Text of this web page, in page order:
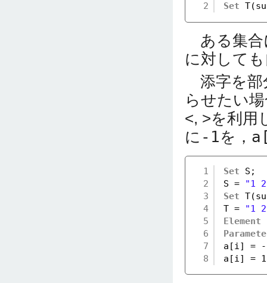
2
Set
ある集合
に対して
添字を部
らせたい
<, >を利用
に -1を，
1
2
3
4
5
6
7
8
Set
S;
S =
"1
Set
T =
"1
Element
a[i] =
a[i] =